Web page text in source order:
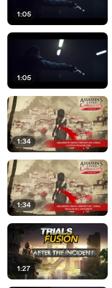
1:05
1:05
1:34
1:34
1:27